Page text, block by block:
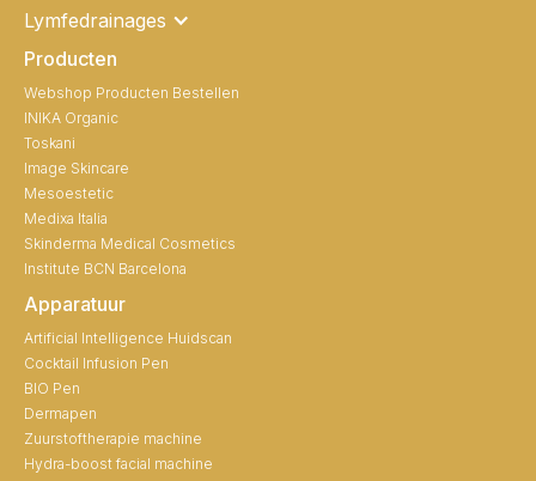
Lymfedrainages
Producten
Webshop Producten Bestellen
INIKA Organic
Toskani
Image Skincare
Mesoestetic
Medixa Italia
Skinderma Medical Cosmetics
Institute BCN Barcelona
Apparatuur
Artificial Intelligence Huidscan
Cocktail Infusion Pen
BIO Pen
Dermapen
Zuurstoftherapie machine
Hydra-boost facial machine